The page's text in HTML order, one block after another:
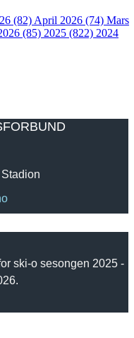
(82) April 2026 (74) Mars
(85) 2025 (822) 2024
ski-o sesongen 2025 -